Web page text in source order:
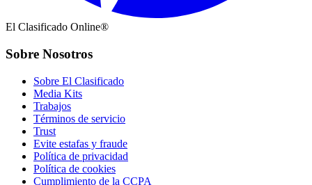
El Clasificado Online®
Sobre Nosotros
Sobre El Clasificado
Media Kits
Trabajos
Términos de servicio
Trust
Evite estafas y fraude
Política de privacidad
Política de cookies
Cumplimiento de la CCPA